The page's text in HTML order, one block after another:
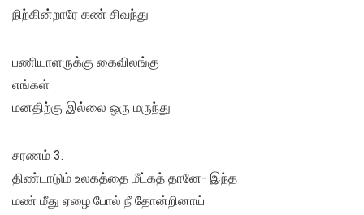
நிற்கின்றாரே கண் சிவந்து
பணியாளருக்கு கைவிலங்கு
எங்கள்
மனதிற்கு இல்லை ஒரு மருந்து
சரணம் 3:
திண்டாடும் உலகத்தை மீட்கத் தானே- இந்த
மண் மீது ஏழை போல் நீ தோன்றினாய்